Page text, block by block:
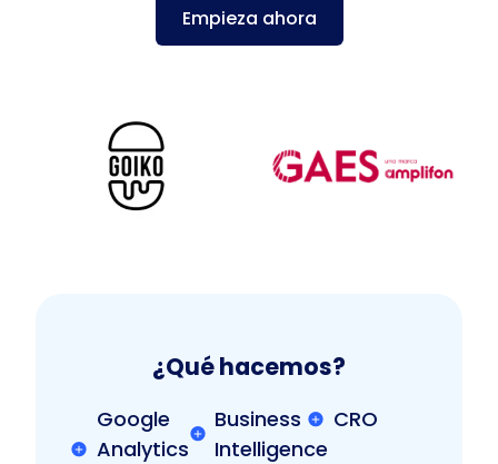
Empieza ahora
¿Qué hacemos?
Google
Analytics
Business
Intelligence
CRO